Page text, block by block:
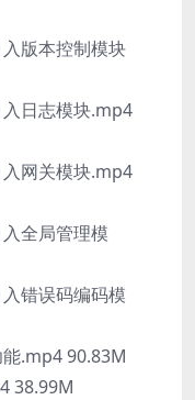
版本控制模块
日志模块.mp4
网关模块.mp4
全局管理模
错误码编码模
.mp4 90.83M
38.99M